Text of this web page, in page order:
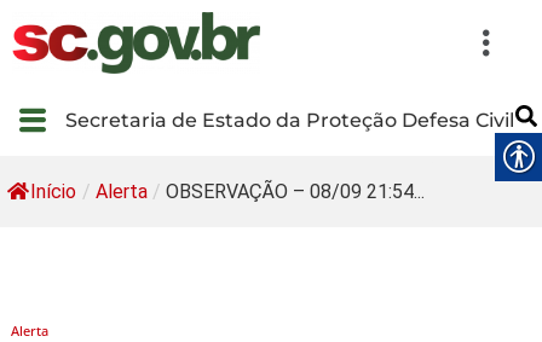
Secretaria de Estado da Proteção Defesa Civil
Início / Alerta / OBSERVAÇÃO – 08/09 21:54...
Alerta